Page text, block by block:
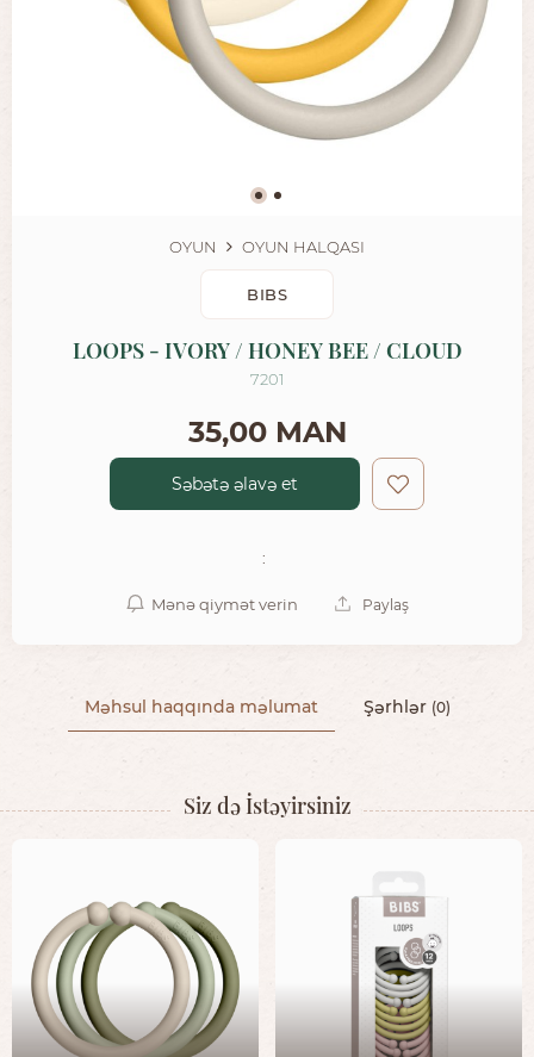
OYUN OYUN HALQASI
BIBS
LOOPS - IVORY / HONEY BEE / CLOUD
7201
35,00 MAN
Səbətə əlavə et
:
Mənə qiymət verin Paylaş
Məhsul haqqında məlumat Şərhlər (0)
Siz də İstəyirsiniz